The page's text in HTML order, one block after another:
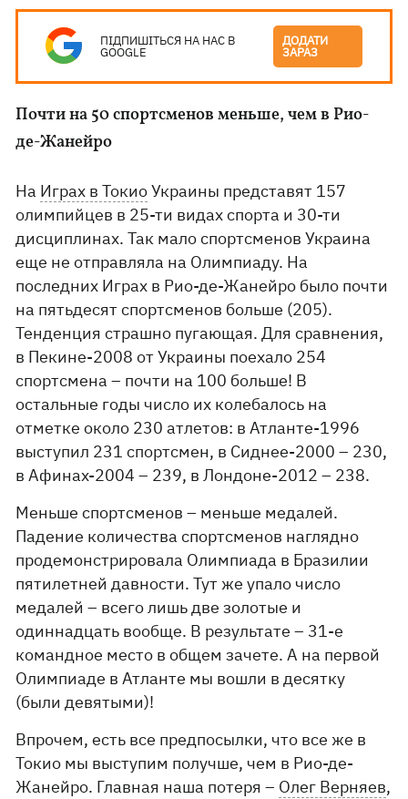
ПІДПИШІТЬСЯ НА НАС В
GOOGLE
ДОДАТИ
ЗАРАЗ
Почти на 50 спортсменов меньше, чем в Рио-
де-Жанейро
На Играх в ТокиоУкраины представят 157
олимпийцев в 25-ти видах спорта и 30-ти
дисциплинах. Так мало спортсменов Украина
еще не отправляла на Олимпиаду. На
последних Играх в Рио-де-Жанейро было почти
на пятьдесят спортсменов больше (205).
Тенденция страшно пугающая. Для сравнения,
в Пекине-2008 от Украины поехало 254
спортсмена – почти на 100 больше! В
остальные годы число их колебалось на
отметке около 230 атлетов: в Атланте-1996
выступил 231 спортсмен, в Сиднее-2000 – 230,
в Афинах-2004 – 239, в Лондоне-2012 – 238.
Меньше спортсменов – меньше медалей.
Падение количества спортсменов наглядно
продемонстрировала Олимпиада в Бразилии
пятилетней давности. Тут же упало число
медалей – всего лишь две золотые и
одиннадцать вообще. В результате – 31-е
командное место в общем зачете. А на первой
Олимпиаде в Атланте мы вошли в десятку
(были девятыми)!
Впрочем, есть все предпосылки, что все же в
Токио мы выступим получше, чем в Рио-де-
Жанейро. Главная наша потеря – Олег Верняев,